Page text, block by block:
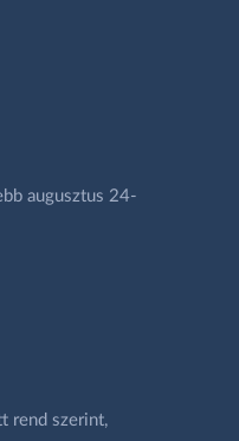
augusztus 24-
rend szerint,